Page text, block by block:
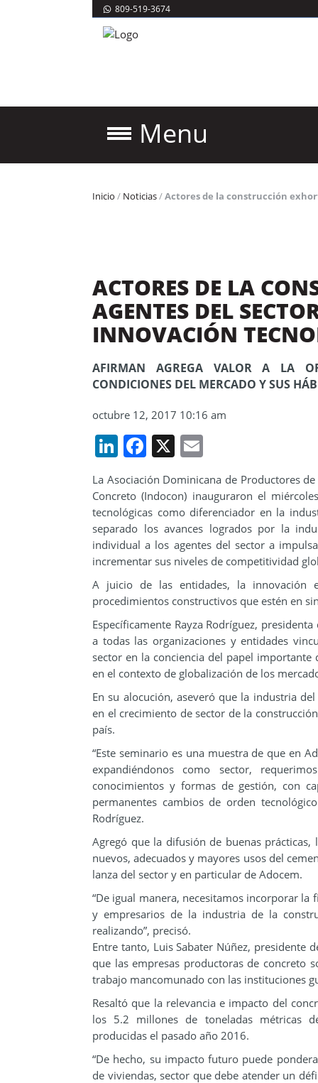
809-519-3674
Menu
Inicio / Noticias/Actores de la construcción
ACTORES DE LA
AGENTES DEL
INNOVACIÓN
AFIRMAN AGREGA VALOR A LA
CONDICIONES DEL MERCADO Y SUS
octubre 12, 2017 10:16 am
LinkedIn
Facebook
X
La Asociación Dominicana de Productores
Concreto (Indocon) inauguraron el
tecnológicas como diferenciador en la
separado los avances logrados por la
individual a los agentes del sector a
incrementar sus niveles de competitividad
A juicio de las entidades, la innovación
procedimientos constructivos que estén en
Específicamente Rayza Rodríguez,
a todas las organizaciones y entidades
sector en la conciencia del papel
en el contexto de globalización de los
En su alocución, aseveró que la industria
en el crecimiento de sector de la
país.
“Este seminario es una muestra de que en
expandiéndonos como sector,
conocimientos y formas de gestión, con
permanentes cambios de orden
Rodríguez.
Agregó que la difusión de buenas
nuevos, adecuados y mayores usos del
lanza del sector y en particular de Adocem.
“De igual manera, necesitamos incorporar
y empresarios de la industria de la
realizando”, precisó.
Entre tanto, Luis Sabater Núñez, presidente
que las empresas productoras de concreto
trabajo mancomunado con las instituciones
Resaltó que la relevancia e impacto del
los 5.2 millones de toneladas métricas
producidas el pasado año 2016.
“De hecho, su impacto futuro puede
de viviendas, sector que debe atender un